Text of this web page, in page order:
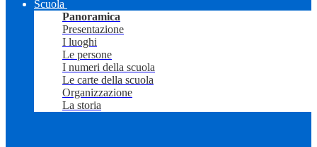
Scuola
Panoramica
Presentazione
I luoghi
Le persone
I numeri della scuola
Le carte della scuola
Organizzazione
La storia